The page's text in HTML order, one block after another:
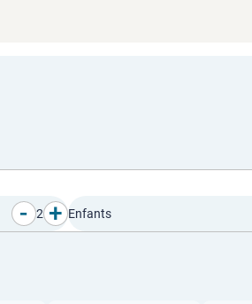
- 2 + Enfants